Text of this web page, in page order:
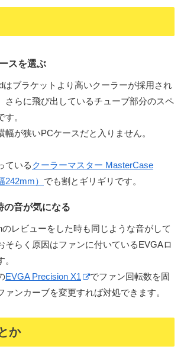
スを選ぶ
はブラケットより高いクーラーが採用され
さらに飛び出しているチューブ部分のスペ
。
幅が狭いPCケースだと入りません。
ている クーラーマスター MasterCase
242mm） でも割とギリギリです。
の音が気になる
のレビューをした時も同じような音がして
そらく原因はファンに付いているEVGAロ
EVGA Precision X1
でファン回転数を固
ァンカーブを変更すれば対処できます。
か